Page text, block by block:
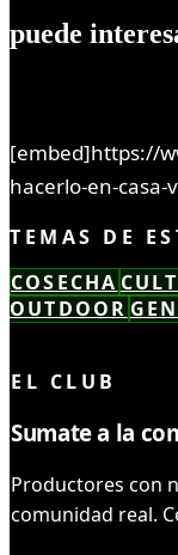
puede
[embed]https://
hacerlo-en-
TEMAS DE
COSECHA
OUTDOOR
EL CLUB
Sumate a la
Productores con
comunidad real.